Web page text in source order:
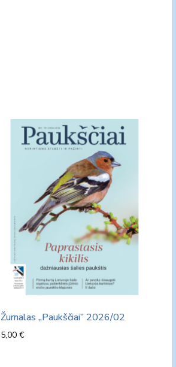
Žurnalas „Paukščiai” 2026/02
5,00 €